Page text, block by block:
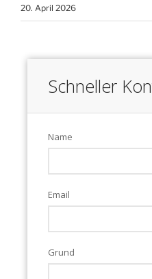
20. April 2026
Schneller
Name
Email
Grund